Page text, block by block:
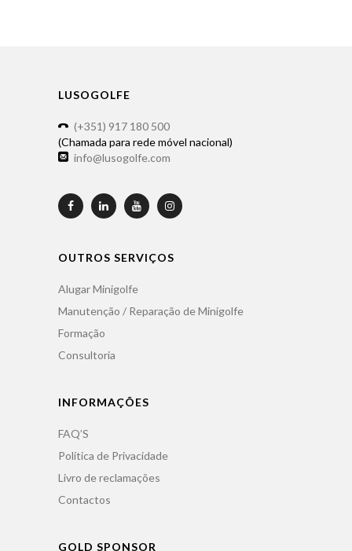
LUSOGOLFE
(+351) 917 180 500
(Chamada para rede móvel nacional)
info@lusogolfe.com
OUTROS SERVIÇOS
Alugar Minigolfe
Manutenção / Reparação de Minigolfe
Formação
Consultoria
INFORMAÇÕES
FAQ’S
Política de Privacidade
Livro de reclamações
Contactos
GOLD SPONSOR